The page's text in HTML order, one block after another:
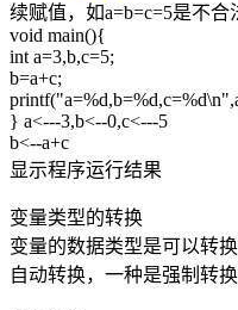
续赋值，如a=b=c=5是不合
void main(){
int a=3,b,c=5;
b=a+c;
} a<---3,b<--0,c<---5
b<--a+c
显示程序运行结果
变量类型的转换
变量的数据类型是可以转
自动转换，一种是强制转换